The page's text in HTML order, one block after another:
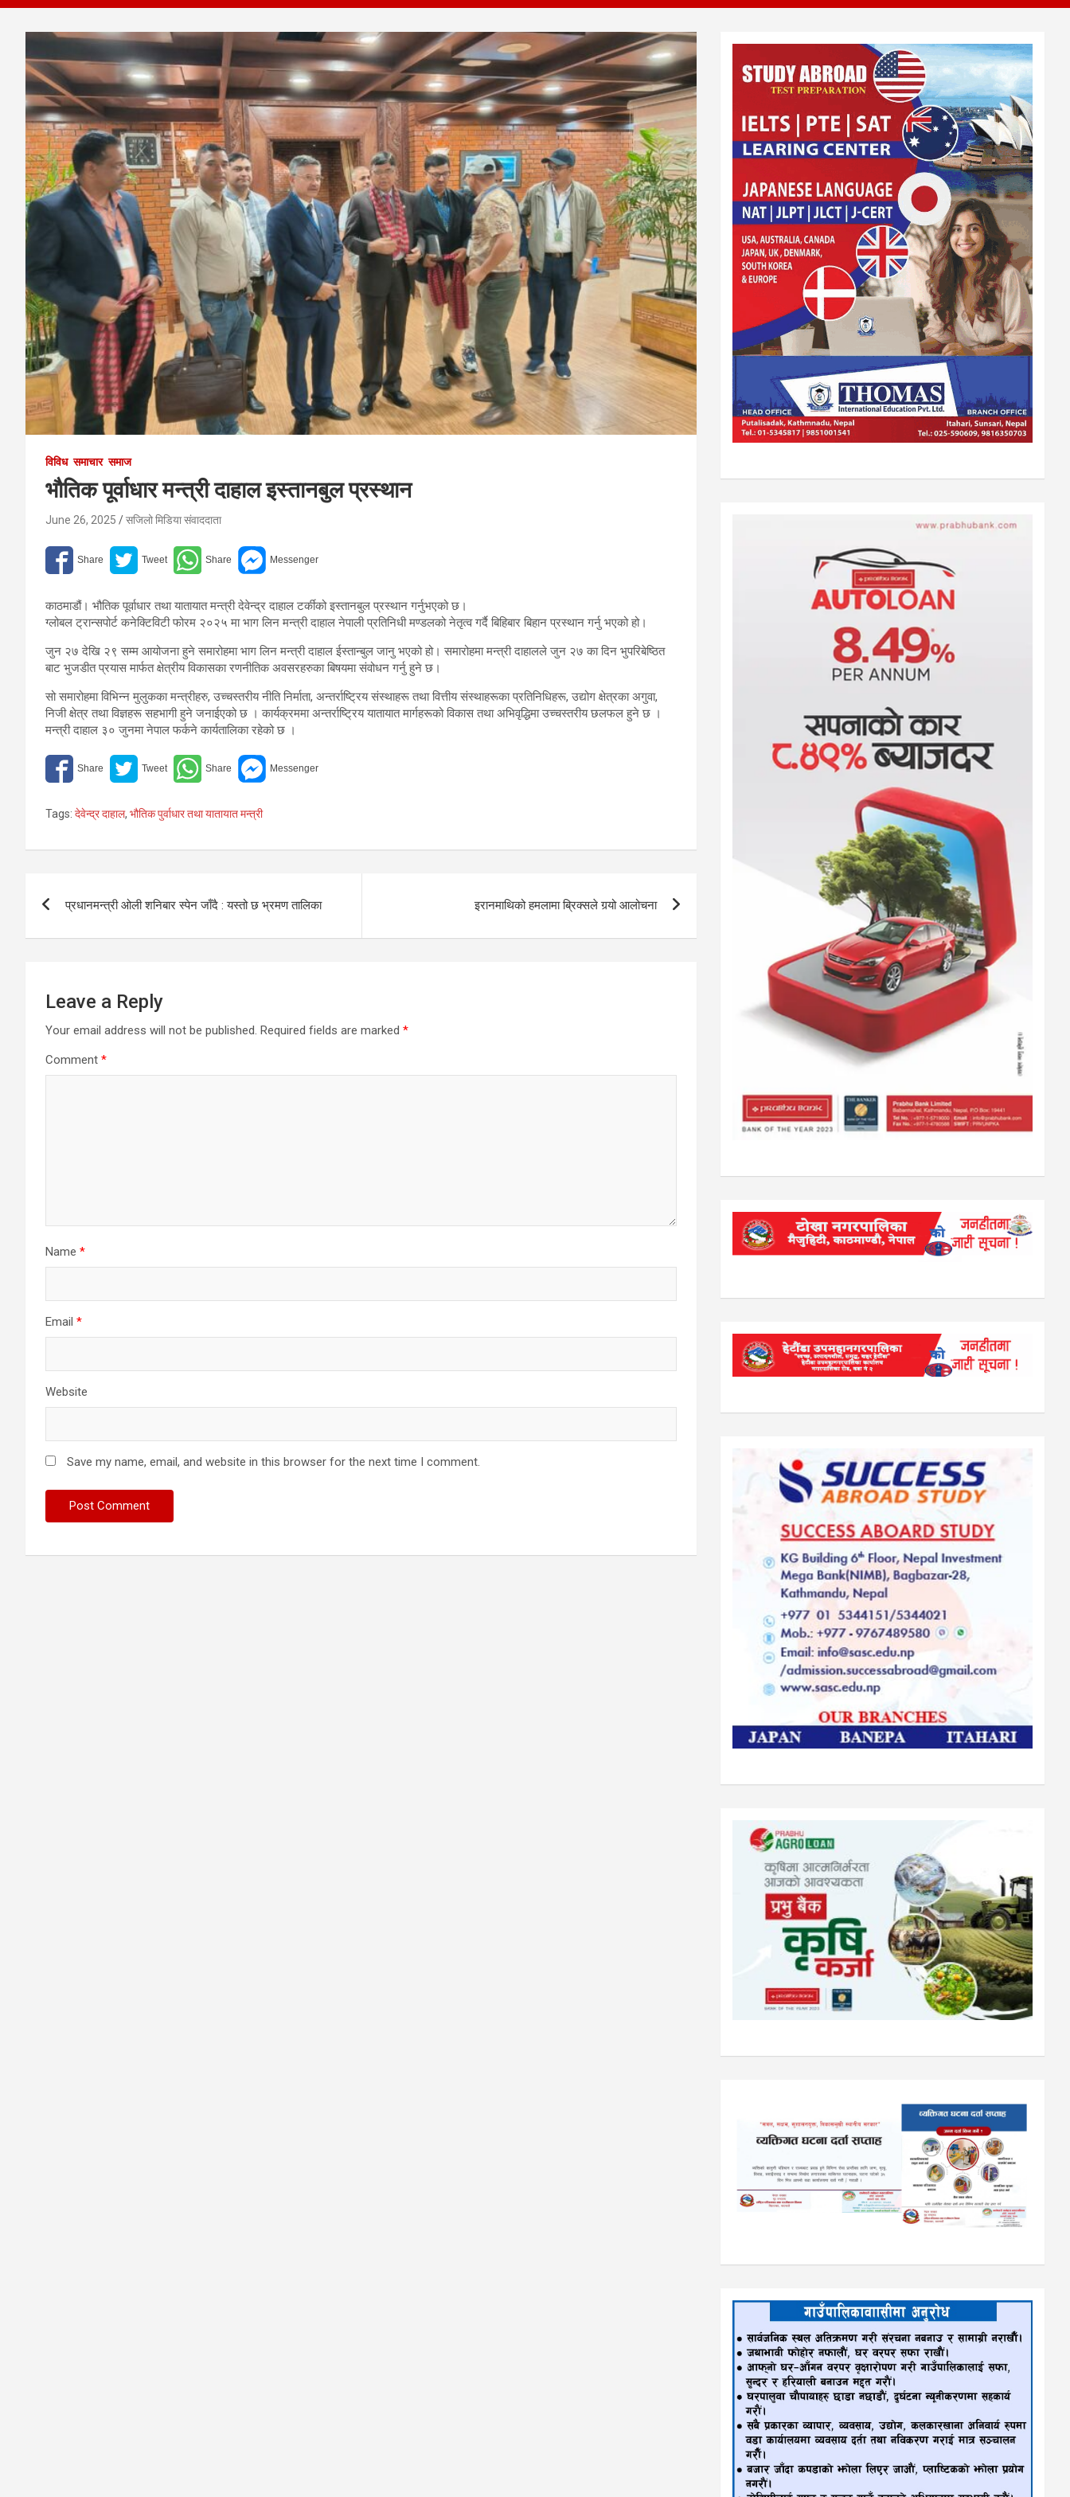
विविध समाचार समाज
भौतिक पूर्वाधार मन्त्री दाहाल इस्तानबुल प्रस्थान
June 26, 2025 सजिलो मिडिया संवाददाता
काठमाडौं। भौतिक पूर्वाधार तथा यातायात मन्त्री देवेन्द्र दाहाल टर्कीको इस्तानबुल प्रस्थान गर्नुभएको छ।
ग्लोबल ट्रान्सपोर्ट कनेक्टिविटी फोरम २०२५ मा भाग लिन मन्त्री दाहाल नेपाली प्रतिनिधी मण्डलको नेतृत्व गर्दै बिहिबार बिहान प्रस्थान गर्नु भएको हो।
जुन २७ देखि २९ सम्म आयोजना हुने समारोहमा भाग लिन मन्त्री दाहाल ईस्तान्बुल जानु भएको हो। समारोहमा मन्त्री दाहालले जुन २७ का दिन भुपरिबेष्ठित
बाट भुजडीत प्रयास मार्फत क्षेत्रीय विकासका रणनीतिक अवसरहरुका बिषयमा संवोधन गर्नु हुने छ।
सो समारोहमा विभिन्न मुलुकका मन्त्रीहरु, उच्चस्तरीय नीति निर्माता, अन्तर्राष्ट्रिय संस्थाहरू तथा वित्तीय संस्थाहरूका प्रतिनिधिहरू, उद्योग क्षेत्रका अगुवा,
निजी क्षेत्र तथा विज्ञहरू सहभागी हुने जनाईएको छ । कार्यक्रममा अन्तर्राष्ट्रिय यातायात मार्गहरूको विकास तथा अभिवृद्धिमा उच्चस्तरीय छलफल हुने छ ।
मन्त्री दाहाल ३० जुनमा नेपाल फर्कने कार्यतालिका रहेको छ ।
Tags: देवेन्द्र दाहाल, भौतिक पुर्वाधार तथा यातायात मन्त्री
navigation
प्रधानमन्त्री ओली शनिबार स्पेन जाँदै : यस्तो छ भ्रमण तालिका इरानमाथिको हमलामा ब्रिक्सले गर्‍यो आलोचना
Leave a Reply
Your email address will not be published. Required fields are marked *
Comment *
Name *
Email *
Website
Save my name, email, and website in this browser for the next time I comment.